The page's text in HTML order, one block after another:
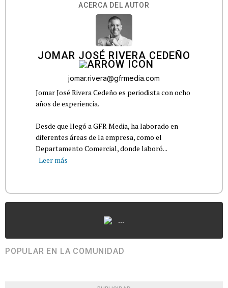
ACERCA DEL AUTOR
JOMAR JOSÉ RIVERA CEDEÑO
jomar.rivera@gfrmedia.com
Jomar José Rivera Cedeño es periodista con ocho
años de experiencia.
Desde que llegó a GFR Media, ha laborado en
diferentes áreas de la empresa, como el
Departamento Comercial, donde laboró...
Leer más
...
POPULAR EN LA COMUNIDAD